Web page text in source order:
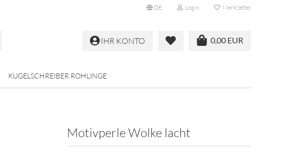
DE Login Merkzettel
0,00 EUR
IHR KONTO
KUGELSCHREIBER ROHLINGE
Motivperle Wolke lacht